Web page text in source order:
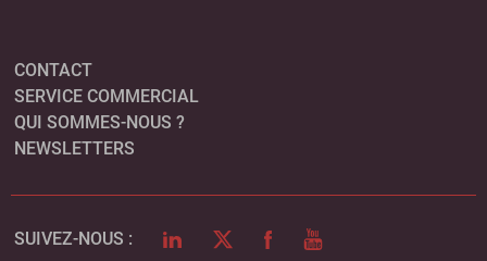
CONTACT
SERVICE COMMERCIAL
QUI SOMMES-NOUS ?
NEWSLETTERS
SUIVEZ-NOUS : LINKEDINTWITTERFACEBOOK
YOUTUBE